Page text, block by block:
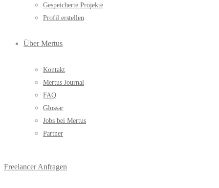
Gespeicherte Projekte
Profil erstellen
Über Mertus
Kontakt
Mertus Journal
FAQ
Glossar
Jobs bei Mertus
Partner
Freelancer Anfragen